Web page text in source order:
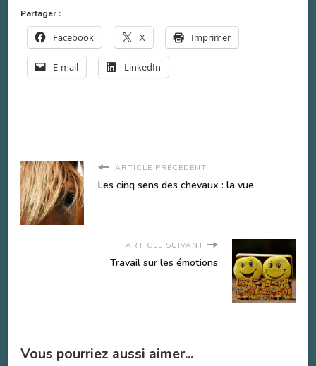
Partager :
Facebook X Imprimer
E-mail LinkedIn
ARTICLE PRÉCÉDENT
Les cinq sens des chevaux : la vue
ARTICLE SUIVANT
Travail sur les émotions
Vous pourriez aussi aimer...